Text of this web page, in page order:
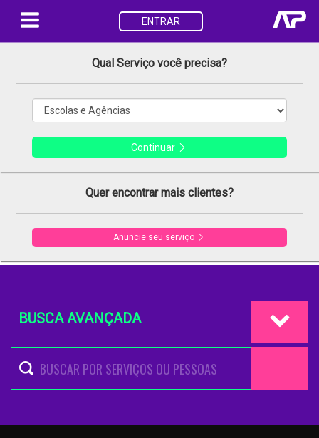
ENTRAR
Qual Serviço você precisa?
Continuar
Quer encontrar mais clientes?
Anuncie seu serviço
BUSCA AVANÇADA